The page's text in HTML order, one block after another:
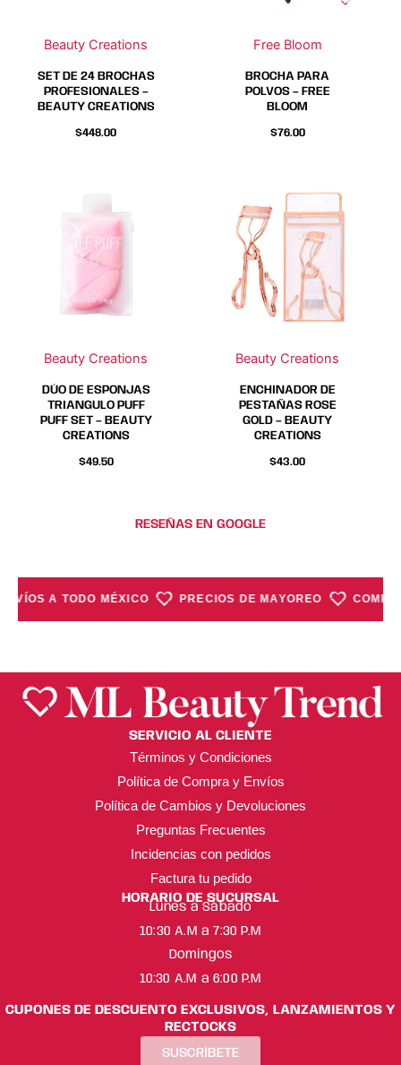
Beauty Creations
pueden
elegir
en
la
página
SET DE 24 BROCHAS
PROFESIONALES –
BEAUTY CREATIONS
$448.00
pueden
elegir
en
la
página
Free Bloom
BROCHA PARA
POLVOS – FREE
BLOOM
$76.00
Beauty Creations
DÚO DE ESPONJAS
TRIANGULO PUFF
PUFF SET – BEAUTY
CREATIONS
$49.50
Beauty Creations
ENCHINADOR DE
PESTAÑAS ROSE
GOLD – BEAUTY
CREATIONS
$43.00
RESEÑAS EN GOOGLE
A TODO MÉXICO PRECIOS DE MAYOREO
SERVICIO AL CLIENTE
Términos y Condiciones
Política de Compra y Envíos
Política de Cambios y Devoluciones
Preguntas Frecuentes
Incidencias con pedidos
Factura tu pedido
HORARIO DE SUCURSAL
Lunes a Sábado
10:30 A.M a 7:30 P.M
Domingos
10:30 A.M a 6:00 P.M
CUPONES DE DESCUENTO EXCLUSIVOS, LANZAMIENTOS Y
RECTOCKS
SUSCRÍBETE